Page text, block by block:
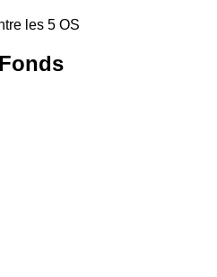
les 5 OS